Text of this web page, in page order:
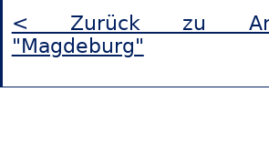
< Zurück zu
"Magdeburg"